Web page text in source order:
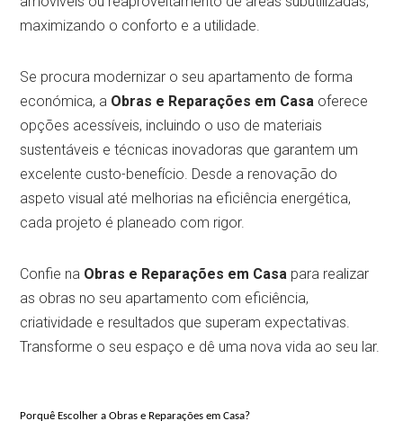
maximizando o conforto e a utilidade.
Se procura modernizar o seu apartamento de forma
económica, a Obras e Reparações em Casa oferece
opções acessíveis, incluindo o uso de materiais
sustentáveis e técnicas inovadoras que garantem um
excelente custo-benefício. Desde a renovação do
aspeto visual até melhorias na eficiência energética,
cada projeto é planeado com rigor.
Confie na Obras e Reparações em Casa para realizar
as obras no seu apartamento com eficiência,
criatividade e resultados que superam expectativas.
Transforme o seu espaço e dê uma nova vida ao seu lar.
Porquê Escolher a Obras e Reparações em Casa?